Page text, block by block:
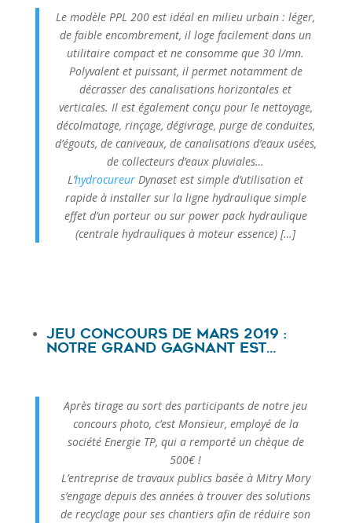
Le modèle PPL 200 est idéal en milieu urbain : léger,
de faible encombrement, il loge facilement dans un
utilitaire compact et ne consomme que 30 l/mn.
Polyvalent et puissant, il permet notamment de
décrasser des canalisations horizontales et
verticales. Il est également conçu pour le nettoyage,
décolmatage, rinçage, dégivrage, purge de conduites,
d’égouts, de caniveaux, de canalisations d’eaux usées,
de collecteurs d’eaux pluviales…
L’hydrocureur Dynaset est simple d’utilisation et
rapide à installer sur la ligne hydraulique simple
effet d’un porteur ou sur power pack hydraulique
(centrale hydrauliques à moteur essence) […]
Jeu concours de Mars 2019 :
notre grand gagnant est…
Après tirage au sort des participants de notre jeu
concours photo, c’est Monsieur, employé de la
société Energie TP, qui a remporté un chèque de
500€ !
L’entreprise de travaux publics basée à Mitry Mory
s’engage depuis des années à trouver des solutions
de recyclage pour ses chantiers afin de réduire son